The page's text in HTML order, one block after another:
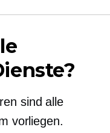
sind alle
vorliegen.